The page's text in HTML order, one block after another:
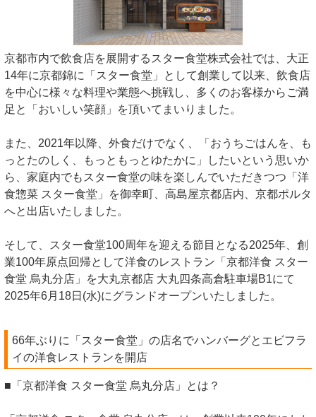
京都市内で飲食店を展開するスター食堂株式会社では、大正
14年に京都錦に「スター食堂」として創業して以来、飲食店
を中心に様々な料理や業態へ挑戦し、多くのお客様からご満
足と「おいしい笑顔」を頂いてまいりました。
また、2021年以降、外食だけでなく、「おうちごはんを、も
っとたのしく、もっともっとゆたかに」したいという思いか
ら、家庭内でもスター食堂の味を楽しんでいただきつつ「洋
食惣菜 スター食堂」を御幸町、高島屋京都店内、京都ポルタ
へと出店いたしました。
そして、スター食堂100周年を迎える節目となる2025年、創
業100年原点回帰として洋食のレストラン「京都洋食 スター
食堂 烏丸分店」を大丸京都店 大丸四条高倉駐車場B1にて
2025年6月18日(水)にグランドオープンいたしました。
66年ぶりに「スター食堂」の店名でハンバーグとエビフラ
イの洋食レストランを開店
■「京都洋食 スター食堂 烏丸分店」とは？